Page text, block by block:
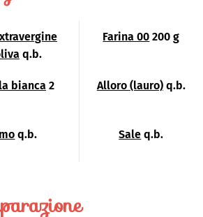
q.b.
Farina 00 200 g
bianca 2 Alloro (lauro) q.b.
q.b. Sale q.b.